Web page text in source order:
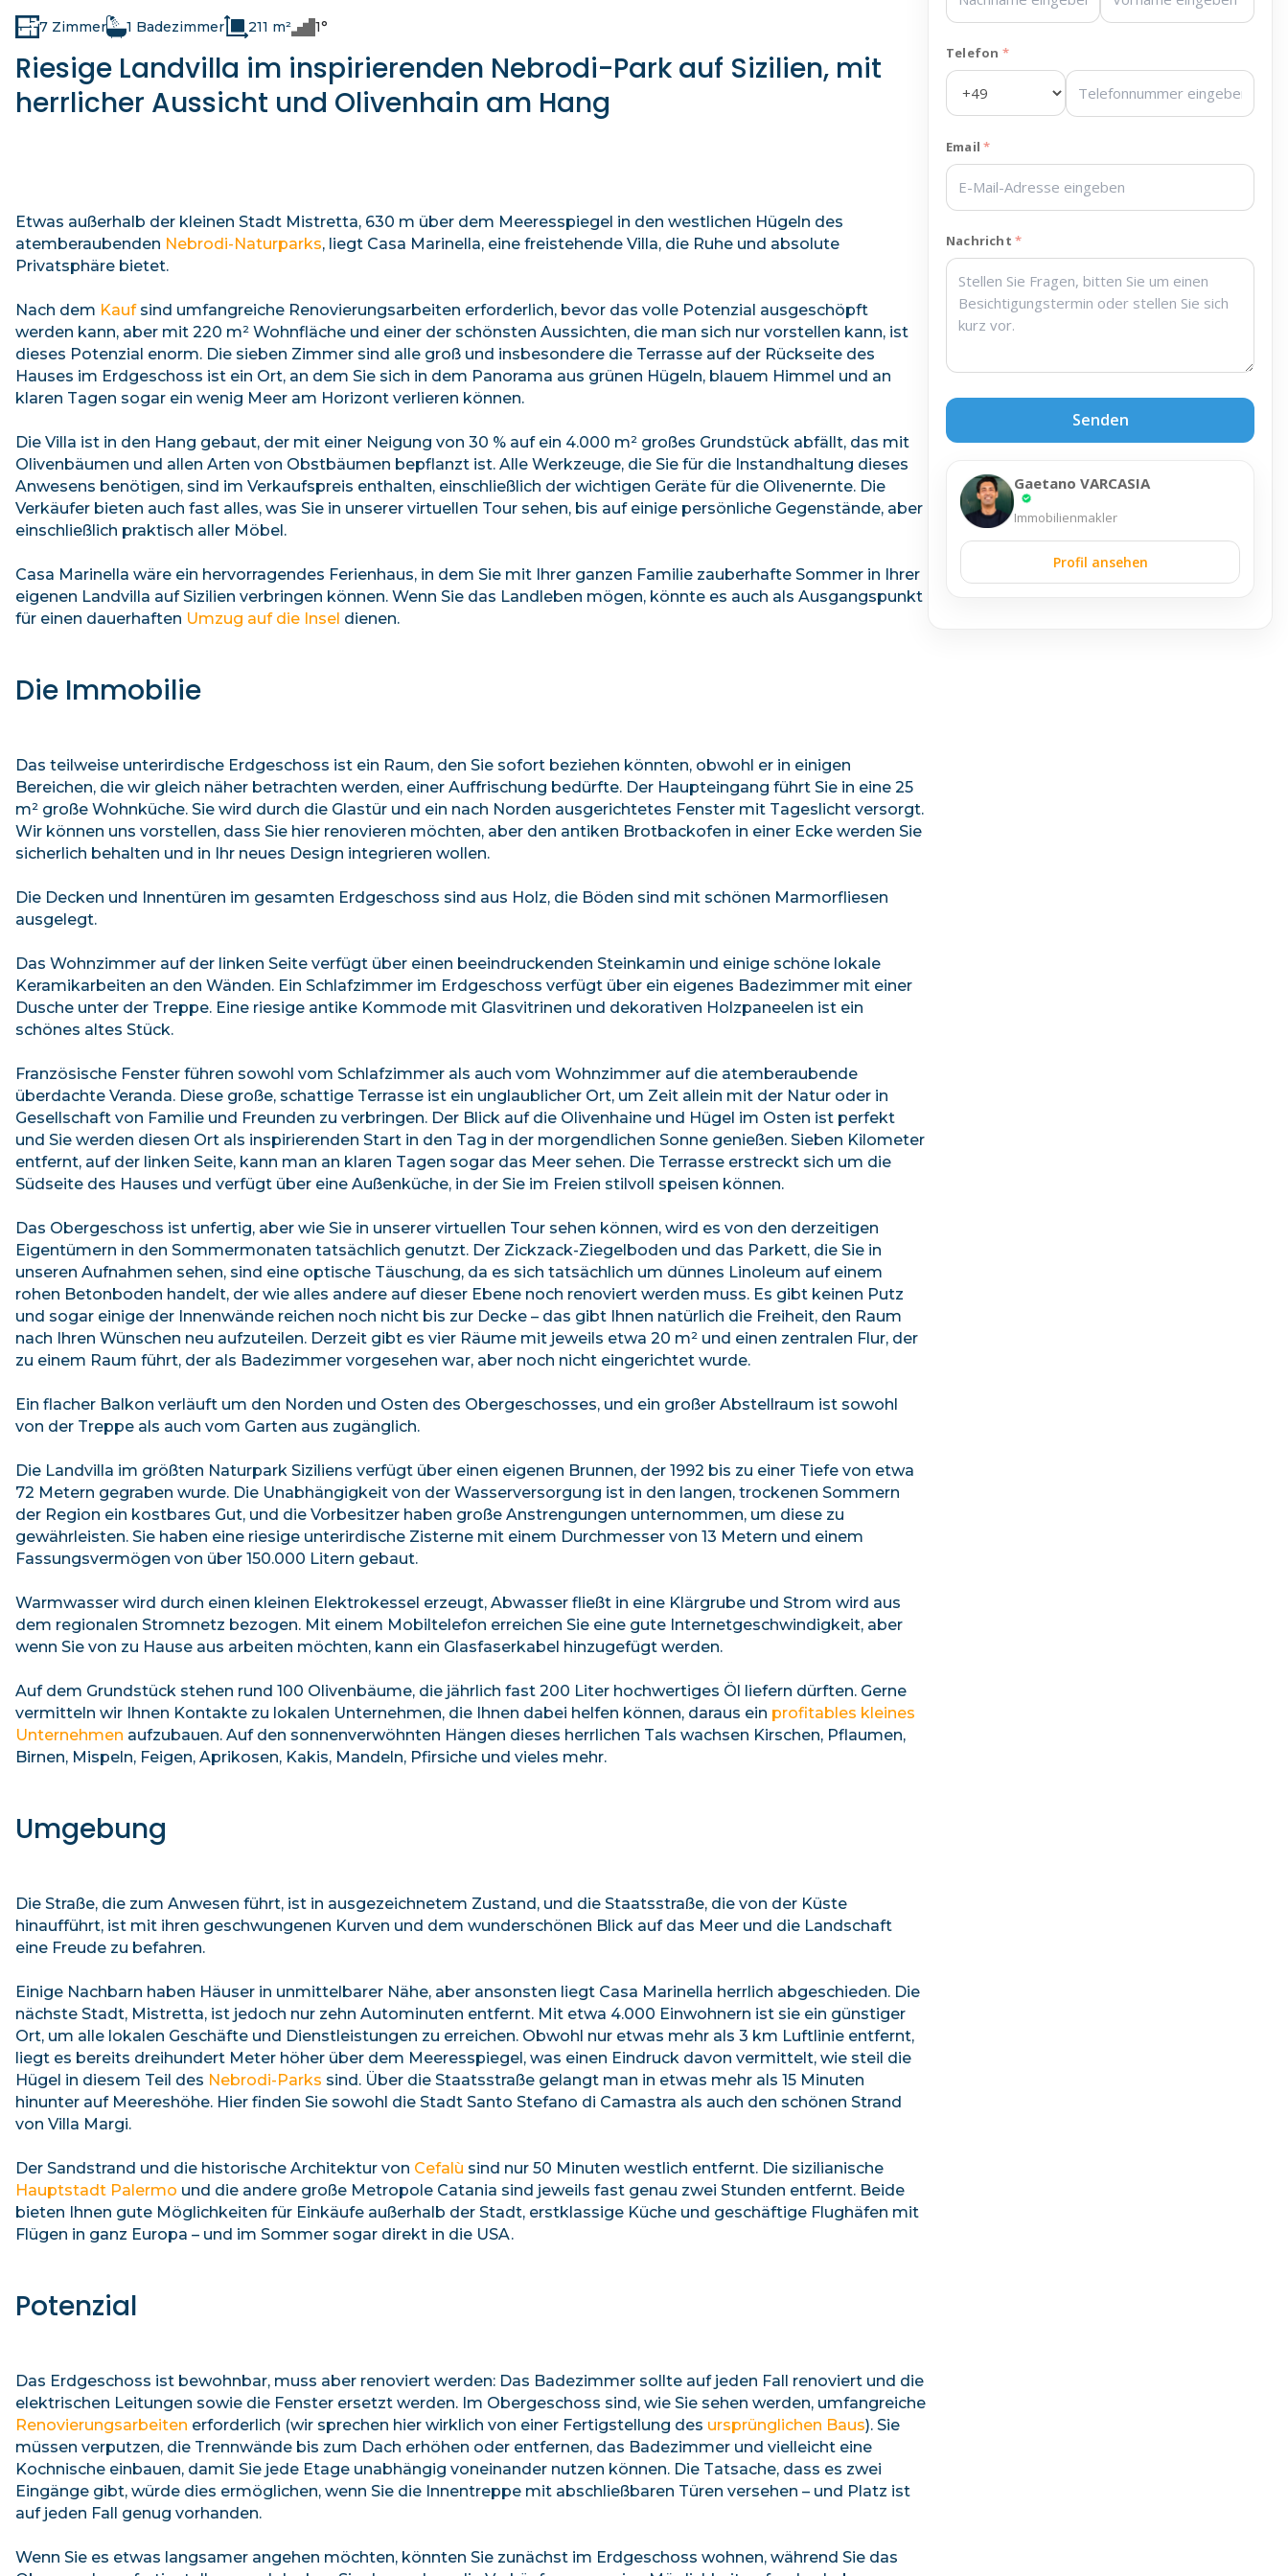
7 Zimmer 1 Badezimmer 211 m² 1°
Riesige Landvilla im inspirierenden Nebrodi-Park auf Sizilien, mit
herrlicher Aussicht und Olivenhain am Hang
Etwas außerhalb der kleinen Stadt Mistretta, 630 m über dem Meeresspiegel in den westlichen Hügeln des
atemberaubenden Nebrodi-Naturparks, liegt Casa Marinella, eine freistehende Villa, die Ruhe und absolute
Privatsphäre bietet.
Nach dem Kaufsind umfangreiche Renovierungsarbeiten erforderlich, bevor das volle Potenzial ausgeschöpft
werden kann, aber mit 220 m² Wohnfläche und einer der schönsten Aussichten, die man sich nur vorstellen kann, ist
dieses Potenzial enorm. Die sieben Zimmer sind alle groß und insbesondere die Terrasse auf der Rückseite des
Hauses im Erdgeschoss ist ein Ort, an dem Sie sich in dem Panorama aus grünen Hügeln, blauem Himmel und an
klaren Tagen sogar ein wenig Meer am Horizont verlieren können.
Die Villa ist in den Hang gebaut, der mit einer Neigung von 30 % auf ein 4.000 m² großes Grundstück abfällt, das mit
Olivenbäumen und allen Arten von Obstbäumen bepflanzt ist. Alle Werkzeuge, die Sie für die Instandhaltung dieses
Anwesens benötigen, sind im Verkaufspreis enthalten, einschließlich der wichtigen Geräte für die Olivenernte. Die
Verkäufer bieten auch fast alles, was Sie in unserer virtuellen Tour sehen, bis auf einige persönliche Gegenstände, aber
einschließlich praktisch aller Möbel.
Casa Marinella wäre ein hervorragendes Ferienhaus, in dem Sie mit Ihrer ganzen Familie zauberhafte Sommer in Ihrer
eigenen Landvilla auf Sizilien verbringen können. Wenn Sie das Landleben mögen, könnte es auch als Ausgangspunkt
für einen dauerhaften Umzug auf die Insel dienen.
Die Immobilie
Das teilweise unterirdische Erdgeschoss ist ein Raum, den Sie sofort beziehen könnten, obwohl er in einigen
Bereichen, die wir gleich näher betrachten werden, einer Auffrischung bedürfte. Der Haupteingang führt Sie in eine 25
m² große Wohnküche. Sie wird durch die Glastür und ein nach Norden ausgerichtetes Fenster mit Tageslicht versorgt.
Wir können uns vorstellen, dass Sie hier renovieren möchten, aber den antiken Brotbackofen in einer Ecke werden Sie
sicherlich behalten und in Ihr neues Design integrieren wollen.
Die Decken und Innentüren im gesamten Erdgeschoss sind aus Holz, die Böden sind mit schönen Marmorfliesen
ausgelegt.
Das Wohnzimmer auf der linken Seite verfügt über einen beeindruckenden Steinkamin und einige schöne lokale
Keramikarbeiten an den Wänden. Ein Schlafzimmer im Erdgeschoss verfügt über ein eigenes Badezimmer mit einer
Dusche unter der Treppe. Eine riesige antike Kommode mit Glasvitrinen und dekorativen Holzpaneelen ist ein
schönes altes Stück.
Französische Fenster führen sowohl vom Schlafzimmer als auch vom Wohnzimmer auf die atemberaubende
überdachte Veranda. Diese große, schattige Terrasse ist ein unglaublicher Ort, um Zeit allein mit der Natur oder in
Gesellschaft von Familie und Freunden zu verbringen. Der Blick auf die Olivenhaine und Hügel im Osten ist perfekt
und Sie werden diesen Ort als inspirierenden Start in den Tag in der morgendlichen Sonne genießen. Sieben Kilometer
entfernt, auf der linken Seite, kann man an klaren Tagen sogar das Meer sehen. Die Terrasse erstreckt sich um die
Südseite des Hauses und verfügt über eine Außenküche, in der Sie im Freien stilvoll speisen können.
Das Obergeschoss ist unfertig, aber wie Sie in unserer virtuellen Tour sehen können, wird es von den derzeitigen
Eigentümern in den Sommermonaten tatsächlich genutzt. Der Zickzack-Ziegelboden und das Parkett, die Sie in
unseren Aufnahmen sehen, sind eine optische Täuschung, da es sich tatsächlich um dünnes Linoleum auf einem
rohen Betonboden handelt, der wie alles andere auf dieser Ebene noch renoviert werden muss. Es gibt keinen Putz
und sogar einige der Innenwände reichen noch nicht bis zur Decke – das gibt Ihnen natürlich die Freiheit, den Raum
nach Ihren Wünschen neu aufzuteilen. Derzeit gibt es vier Räume mit jeweils etwa 20 m² und einen zentralen Flur, der
zu einem Raum führt, der als Badezimmer vorgesehen war, aber noch nicht eingerichtet wurde.
Ein flacher Balkon verläuft um den Norden und Osten des Obergeschosses, und ein großer Abstellraum ist sowohl
von der Treppe als auch vom Garten aus zugänglich.
Die Landvilla im größten Naturpark Siziliens verfügt über einen eigenen Brunnen, der 1992 bis zu einer Tiefe von etwa
72 Metern gegraben wurde. Die Unabhängigkeit von der Wasserversorgung ist in den langen, trockenen Sommern
der Region ein kostbares Gut, und die Vorbesitzer haben große Anstrengungen unternommen, um diese zu
gewährleisten. Sie haben eine riesige unterirdische Zisterne mit einem Durchmesser von 13 Metern und einem
Fassungsvermögen von über 150.000 Litern gebaut.
Warmwasser wird durch einen kleinen Elektrokessel erzeugt, Abwasser fließt in eine Klärgrube und Strom wird aus
dem regionalen Stromnetz bezogen. Mit einem Mobiltelefon erreichen Sie eine gute Internetgeschwindigkeit, aber
wenn Sie von zu Hause aus arbeiten möchten, kann ein Glasfaserkabel hinzugefügt werden.
Auf dem Grundstück stehen rund 100 Olivenbäume, die jährlich fast 200 Liter hochwertiges Öl liefern dürften. Gerne
vermitteln wir Ihnen Kontakte zu lokalen Unternehmen, die Ihnen dabei helfen können, daraus ein profitables kleines
Unternehmen aufzubauen. Auf den sonnenverwöhnten Hängen dieses herrlichen Tals wachsen Kirschen, Pflaumen,
Birnen, Mispeln, Feigen, Aprikosen, Kakis, Mandeln, Pfirsiche und vieles mehr.
Umgebung
Die Straße, die zum Anwesen führt, ist in ausgezeichnetem Zustand, und die Staatsstraße, die von der Küste
hinaufführt, ist mit ihren geschwungenen Kurven und dem wunderschönen Blick auf das Meer und die Landschaft
eine Freude zu befahren.
Einige Nachbarn haben Häuser in unmittelbarer Nähe, aber ansonsten liegt Casa Marinella herrlich abgeschieden. Die
nächste Stadt, Mistretta, ist jedoch nur zehn Autominuten entfernt. Mit etwa 4.000 Einwohnern ist sie ein günstiger
Ort, um alle lokalen Geschäfte und Dienstleistungen zu erreichen. Obwohl nur etwas mehr als 3 km Luftlinie entfernt,
liegt es bereits dreihundert Meter höher über dem Meeresspiegel, was einen Eindruck davon vermittelt, wie steil die
Hügel in diesem Teil des Nebrodi-Parks sind. Über die Staatsstraße gelangt man in etwas mehr als 15 Minuten
hinunter auf Meereshöhe. Hier finden Sie sowohl die Stadt Santo Stefano di Camastra als auch den schönen Strand
von Villa Margi.
Der Sandstrand und die historische Architektur von Cefalù sind nur 50 Minuten westlich entfernt. Die sizilianische
Hauptstadt Palermo und die andere große Metropole Catania sind jeweils fast genau zwei Stunden entfernt. Beide
bieten Ihnen gute Möglichkeiten für Einkäufe außerhalb der Stadt, erstklassige Küche und geschäftige Flughäfen mit
Flügen in ganz Europa – und im Sommer sogar direkt in die USA.
Potenzial
Das Erdgeschoss ist bewohnbar, muss aber renoviert werden: Das Badezimmer sollte auf jeden Fall renoviert und die
elektrischen Leitungen sowie die Fenster ersetzt werden. Im Obergeschoss sind, wie Sie sehen werden, umfangreiche
Renovierungsarbeiten erforderlich (wir sprechen hier wirklich von einer Fertigstellung des ursprünglichen Baus). Sie
müssen verputzen, die Trennwände bis zum Dach erhöhen oder entfernen, das Badezimmer und vielleicht eine
Kochnische einbauen, damit Sie jede Etage unabhängig voneinander nutzen können. Die Tatsache, dass es zwei
Eingänge gibt, würde dies ermöglichen, wenn Sie die Innentreppe mit abschließbaren Türen versehen – und Platz ist
auf jeden Fall genug vorhanden.
Wenn Sie es etwas langsamer angehen möchten, könnten Sie zunächst im Erdgeschoss wohnen, während Sie das
Telefon
Email
Nachricht
Senden
Gaetano VARCASIA
Immobilienmakler
Profil ansehen